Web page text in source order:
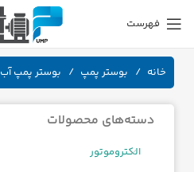
فهرست
خانه بوستر پمپ بوستر پمپ آب
دسته‌های محصولات
الکتروموتور